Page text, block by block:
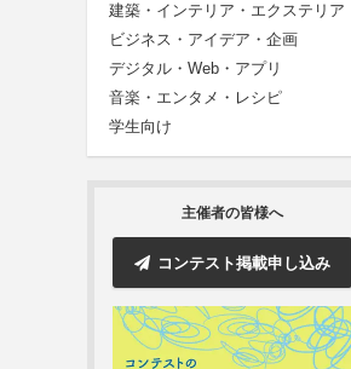
建築・インテリア・エクステリア
ビジネス・アイデア・企画
デジタル・Web・アプリ
音楽・エンタメ・レシピ
学生向け
主催者の皆様へ
コンテスト掲載申し込み